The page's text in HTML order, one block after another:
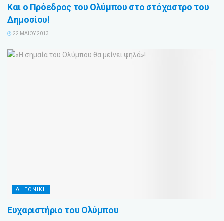
Και ο Πρόεδρος του Ολύμπου στο στόχαστρο του
Δημοσίου!
22 ΜΑΪ́ΟΥ 2013
Δ' ΕΘΝΙΚΗ
Ευχαριστήριο του Ολύμπου